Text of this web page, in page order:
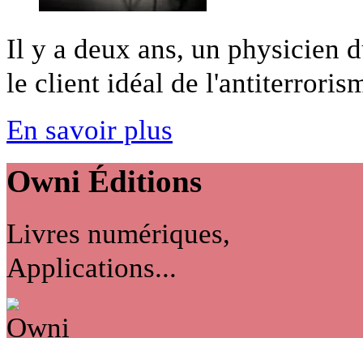
Il y a deux ans, un physicien
le client idéal de
En savoir plus
Owni Éditions
Livres numériques,
Applications...